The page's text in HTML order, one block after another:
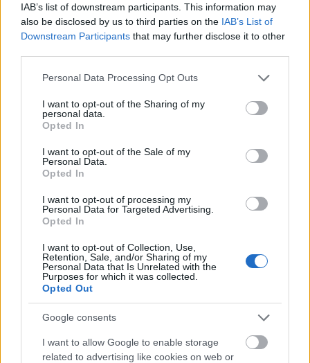
IAB’s list of downstream participants. This information may
also be disclosed by us to third parties on the IAB’s List of
Downstream Participants that may further disclose it to other
Please note that this website/app uses one or more Google
not limited to your visit or usage behaviour. You may click to
grant or deny consent to Google and its third-party tags to
use your data for below specified purposes in below Google
consent section.
Personal Data Processing Opt Outs
I want to opt-out of the Sharing of my
personal data.
Opted In
I want to opt-out of the Sale of my
Personal Data.
Opted In
I want to opt-out of processing my
Personal Data for Targeted Advertising.
Opted In
I want to opt-out of Collection, Use,
Retention, Sale, and/or Sharing of my
Personal Data that Is Unrelated with the
Purposes for which it was collected.
Opted Out
Google consents
I want to allow Google to enable storage
related to advertising like cookies on web or
Hitelfordulat 2026: elzárja a pénzcsapot az
állam
Vagyonvisszaszerzés: amikor a pénz
ELEMZÉSEK 2026. júl. 21.